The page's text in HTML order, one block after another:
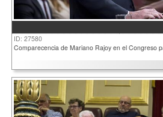
ID: 27580
Comparecencia de Mariano Rajoy en el Congreso